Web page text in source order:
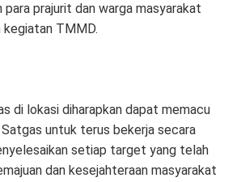
prajurit dan warga masyarakat
TMMD.
di lokasi diharapkan dapat memacu
untuk terus bekerja secara
setiap target yang telah
dan kesejahteraan masyarakat